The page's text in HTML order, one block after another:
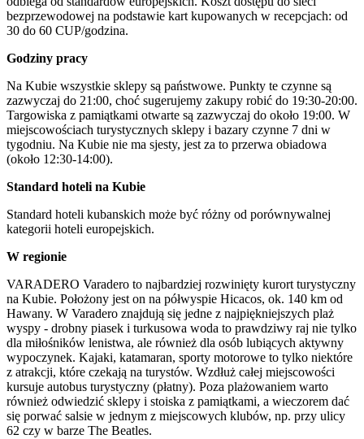
bezprzewodowej na podstawie kart kupowanych w recepcjach: od
30 do 60 CUP/godzina.
Godziny pracy
Na Kubie wszystkie sklepy są państwowe. Punkty te czynne są
zazwyczaj do 21:00, choć sugerujemy zakupy robić do 19:30-20:00.
Targowiska z pamiątkami otwarte są zazwyczaj do około 19:00. W
miejscowościach turystycznych sklepy i bazary czynne 7 dni w
tygodniu. Na Kubie nie ma sjesty, jest za to przerwa obiadowa
(około 12:30-14:00).
Standard hoteli na Kubie
Standard hoteli kubanskich może być różny od porównywalnej
kategorii hoteli europejskich.
W regionie
VARADERO Varadero to najbardziej rozwinięty kurort turystyczny
na Kubie. Położony jest on na półwyspie Hicacos, ok. 140 km od
Hawany. W Varadero znajdują się jedne z najpiękniejszych plaż
wyspy - drobny piasek i turkusowa woda to prawdziwy raj nie tylko
dla miłośników lenistwa, ale również dla osób lubiących aktywny
wypoczynek. Kajaki, katamaran, sporty motorowe to tylko niektóre
z atrakcji, które czekają na turystów. Wzdłuż całej miejscowości
kursuje autobus turystyczny (płatny). Poza plażowaniem warto
również odwiedzić sklepy i stoiska z pamiątkami, a wieczorem dać
się porwać salsie w jednym z miejscowych klubów, np. przy ulicy
62 czy w barze The Beatles.